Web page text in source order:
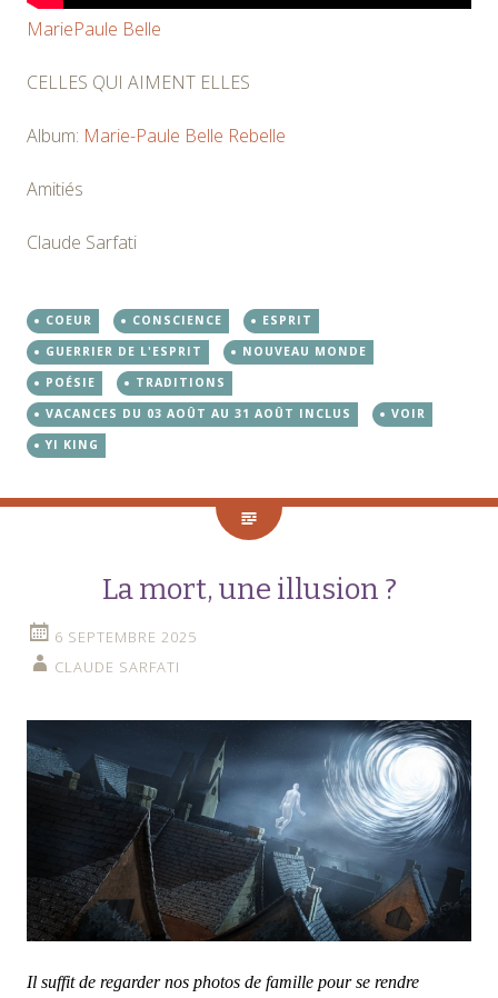
MariePaule Belle
CELLES QUI AIMENT ELLES
Album: Marie-Paule Belle Rebelle
Amitiés
Claude Sarfati
COEUR CONSCIENCE
ESPRIT
GUERRIER DE L'ESPRIT
NOUVEAU MONDE
POÉSIE
TRADITIONS
VACANCES DU 03 AOÛT AU 31 AOÛT INCLUS
VOIR
YI KING
La mort, une illusion ?
6 SEPTEMBRE 2025
CLAUDE SARFATI
Il suffit de regarder nos photos de famille pour se rendre